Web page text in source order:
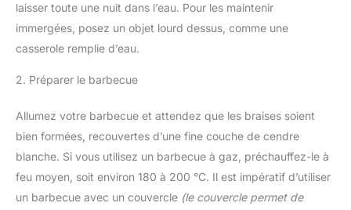
laisser toute une nuit dans l’eau. Pour les maintenir
immergées, posez un objet lourd dessus, comme une
casserole remplie d’eau.
2. Préparer le barbecue
Allumez votre barbecue et attendez que les braises soient
bien formées, recouvertes d’une fine couche de cendre
blanche. Si vous utilisez un barbecue à gaz, préchauffez-le à
feu moyen, soit environ 180 à 200 °C. Il est impératif d’utiliser
un barbecue avec un couvercle (le couvercle permet de